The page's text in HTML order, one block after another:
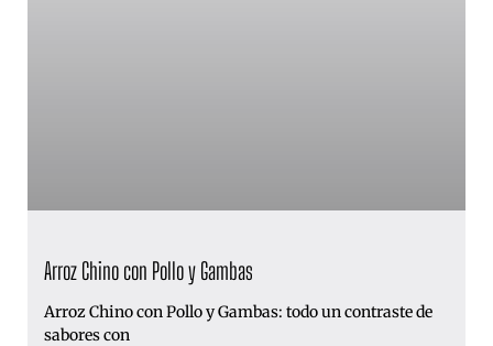
Arroz Chino con Pollo y Gambas
Arroz Chino con Pollo y Gambas: todo un contraste de
sabores con